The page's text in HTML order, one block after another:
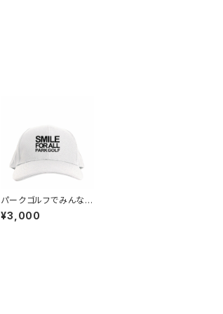
パークゴルフでみんな
笑顔にキャップ
¥3,000